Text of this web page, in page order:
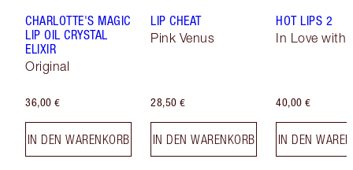
CHARLOTTE'S MAGIC
LIP OIL CRYSTAL
ELIXIR
Original
36,00 €
IN DEN WARENKORB
LIP CHEAT
Pink Venus
28,50 €
IN DEN WARENKORB
HOT LIPS 2
In Love with
40,00 €
IN DEN